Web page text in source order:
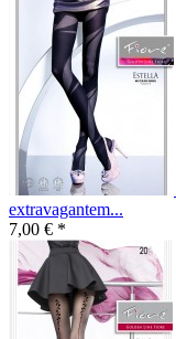
extravagantem...
7,00 € *